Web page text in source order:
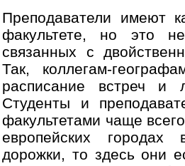
Преподаватели имеют
факультете, но это
связанных с
Так, коллегам-
расписание встреч и
Студенты и
факультетами чаще
европейских городах
дорожки, то здесь они